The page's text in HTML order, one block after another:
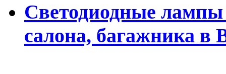
Светодиодные лампы
салона, багажника в